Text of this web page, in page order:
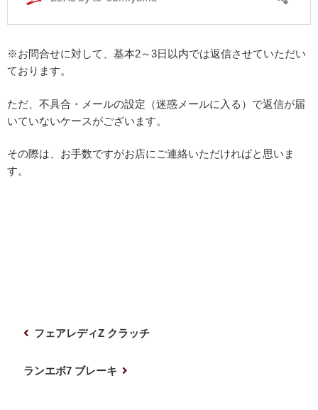
※お問合せに対して、基本2～3日以内では返信させていただい
ております。
ただ、不具合・メールの設定（迷惑メールに入る）で返信が届
いていないケースがございます。
その際は、お手数ですがお店にご連絡いただければと思いま
す。
フェアレディZ クラッチ
ランエボ7 ブレーキ